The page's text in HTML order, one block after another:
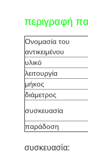
περιγραφή
Ονομασία του
αντικειμένου
υλικό
λειτουργία
μήκος
διάμετρος
συσκευασία
παράδοση
συσκευασία: